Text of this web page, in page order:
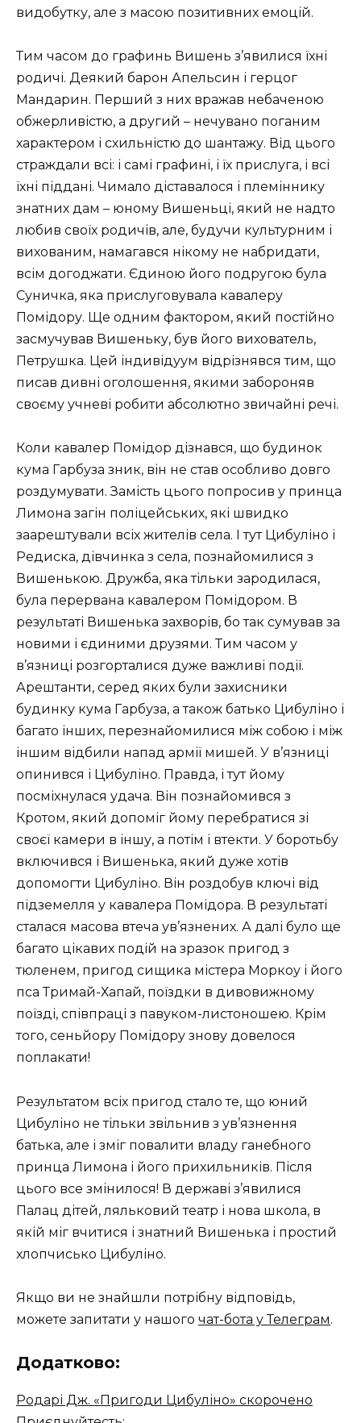
видобутку, але з масою позитивних емоцій.
Тим часом до графинь Вишень з’явилися їхні
родичі. Деякий барон Апельсин і герцог
Мандарин. Перший з них вражав небаченою
обжерливістю, а другий – нечувано поганим
характером і схильністю до шантажу. Від цього
страждали всі: і самі графині, і їх прислуга, і всі
їхні піддані. Чимало діставалося і племіннику
знатних дам – ​​юному Вишеньці, який не надто
любив своїх родичів, але, будучи культурним і
вихованим, намагався нікому не набридати,
всім догоджати. Єдиною його подругою була
Суничка, яка прислуговувала кавалеру
Помідору. Ще одним фактором, який постійно
засмучував Вишеньку, був його вихователь,
Петрушка. Цей індивідуум відрізнявся тим, що
писав дивні оголошення, якими забороняв
своєму учневі робити абсолютно звичайні речі.
Коли кавалер Помідор дізнався, що будинок
кума Гарбуза зник, він не став особливо довго
роздумувати. Замість цього попросив у принца
Лимона загін поліцейських, які швидко
заарештували всіх жителів села. І тут Цибуліно і
Редиска, дівчинка з села, познайомилися з
Вишенькою. Дружба, яка тільки зародилася,
була перервана кавалером Помідором. В
результаті Вишенька захворів, бо так сумував за
новими і єдиними друзями. Тим часом у
в’язниці розгорталися дуже важливі події.
Арештанти, серед яких були захисники
будинку кума Гарбуза, а також батько Цибуліно і
багато інших, перезнайомилися між собою і між
іншим відбили напад армії мишей. У в’язниці
опинився і Цибуліно. Правда, і тут йому
посміхнулася удача. Він познайомився з
Кротом, який допоміг йому перебратися зі
своєї камери в іншу, а потім і втекти. У боротьбу
включився і Вишенька, який дуже хотів
допомогти Цибуліно. Він роздобув ключі від
підземелля у кавалера Помідора. В результаті
сталася масова втеча ув’язнених. А далі було ще
багато цікавих подій на зразок пригод з
тюленем, пригод сищика містера Моркоу і його
пса Тримай-Хапай, поїздки в дивовижному
поїзді, співпраці з павуком-листоношею. Крім
того, сеньйору Помідору знову довелося
поплакати!
Результатом всіх пригод стало те, що юний
Цибуліно не тільки звільнив з ув’язнення
батька, але і зміг повалити владу ганебного
принца Лимона і його прихильників. Після
цього все змінилося! В державі з’явилися
Палац дітей, ляльковий театр і нова школа, в
якій міг вчитися і знатний Вишенька і простий
хлопчисько Цибуліно.
Якщо ви не знайшли потрібну відповідь,
можете запитати у нашого чат-бота у Телеграм.
Додатково:
Родарі Дж. «Пригоди Цибуліно» скорочено